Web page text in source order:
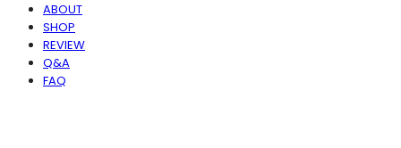
ABOUT
SHOP
REVIEW
Q&A
FAQ